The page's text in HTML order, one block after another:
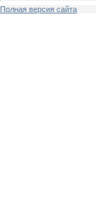
Полная версия сайта